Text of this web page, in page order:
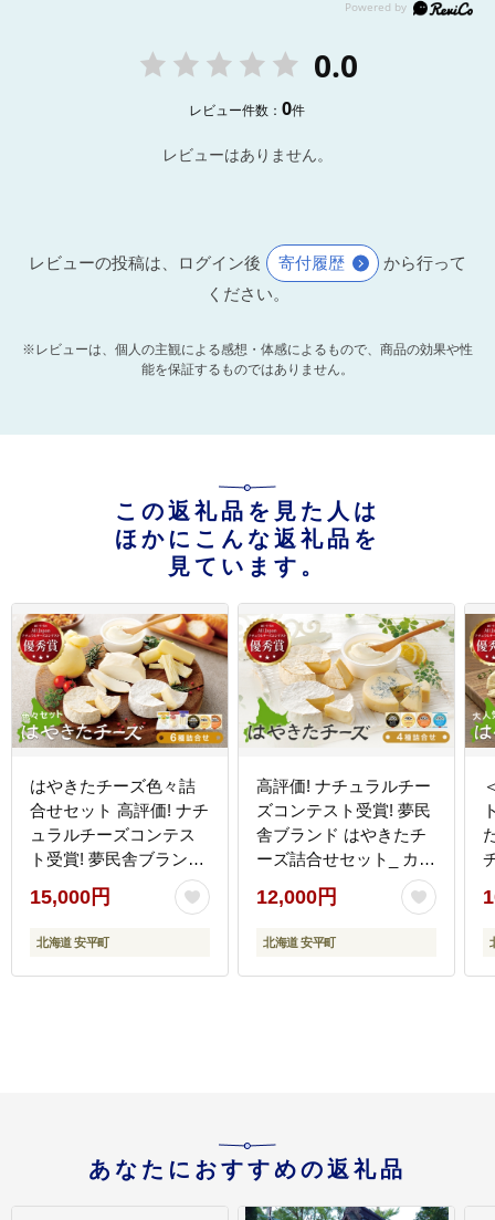
0.0
レビュー件数：0件
レビューはありません。
レビューの投稿は、ログイン後 寄付履歴
から行って
ください。
※レビューは、個人の主観による感想・体感によるもので、商品の効果や性
能を保証するものではありません。
この返礼品を見た人は
ほかにこんな返礼品を
見ています。
はやきたチーズ色々詰
合せセット 高評価! ナチ
ュラルチーズコンテス
ト受賞! 夢民舎ブランド
_ カマンベールチーズ
クリームチーズ モッツ
ァレラチーズ カチョカ
北海道 おつまみ 安平町
15,000円
北海道 安平町
高評価! ナチュラルチー
ズコンテスト受賞! 夢民
舎ブランド はやきたチ
ーズ詰合せセット_ カマ
ンベールチーズ クリー
ムチーズ ブルーチーズ
人気 北海道 おつまみ
12,000円
北海道 安平町
あなたにおすすめの返礼品